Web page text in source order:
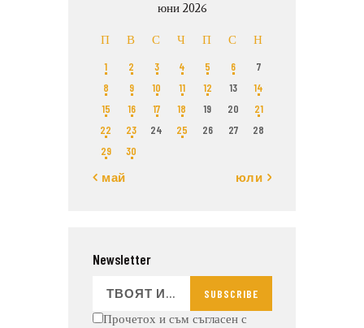
юни 2026
П В С Ч П С Н
1 2 3 4 5 6
7
8
9 10 11 12 13
14
15
16 17 18 19 20
21
22
23 24 25 26 27
28
29
30
« май юли »
Newsletter
SUBSCRIBE
Прочетох и съм съгласен с